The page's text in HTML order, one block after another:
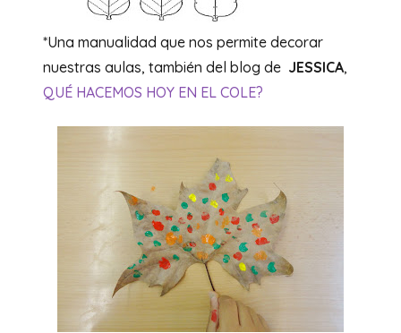
*Una manualidad que nos permite decorar
nuestras aulas, también del blog de JESSICA,
QUÉ HACEMOS HOY EN EL COLE?